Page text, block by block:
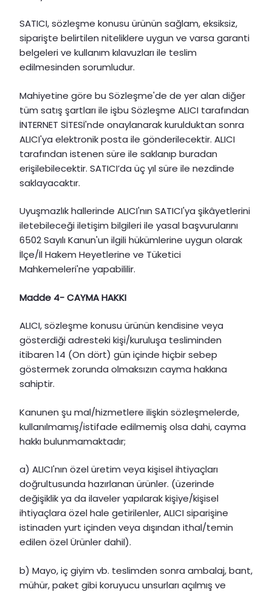
SATICI, sözleşme konusu ürünün sağlam, eksiksiz,
siparişte belirtilen niteliklere uygun ve varsa garanti
belgeleri ve kullanım kılavuzları ile teslim
edilmesinden sorumludur.
Mahiyetine göre bu Sözleşme'de de yer alan diğer
tüm satış şartları ile işbu Sözleşme ALICI tarafından
İNTERNET SİTESİ'nde onaylanarak kurulduktan sonra
ALICI'ya elektronik posta ile gönderilecektir. ALICI
tarafından istenen süre ile saklanıp buradan
erişilebilecektir. SATICI’da üç yıl süre ile nezdinde
saklayacaktır.
Uyuşmazlık hallerinde ALICI'nın SATICI'ya şikâyetlerini
iletebileceği iletişim bilgileri ile yasal başvurularını
6502 Sayılı Kanun'un ilgili hükümlerine uygun olarak
İlçe/İl Hakem Heyetlerine ve Tüketici
Mahkemeleri'ne yapabililir.
Madde 4- CAYMA HAKKI
ALICI, sözleşme konusu ürünün kendisine veya
gösterdiği adresteki kişi/kuruluşa tesliminden
itibaren 14 (On dört) gün içinde hiçbir sebep
göstermek zorunda olmaksızın cayma hakkına
sahiptir.
Kanunen şu mal/hizmetlere ilişkin sözleşmelerde,
kullanılmamış/istifade edilmemiş olsa dahi, cayma
hakkı bulunmamaktadır;
a) ALICI'nın özel üretim veya kişisel ihtiyaçları
doğrultusunda hazırlanan ürünler. (üzerinde
değişiklik ya da ilaveler yapılarak kişiye/kişisel
ihtiyaçlara özel hale getirilenler, ALICI siparişine
istinaden yurt içinden veya dışından ithal/temin
edilen özel Ürünler dahil).
b) Mayo, iç giyim vb. teslimden sonra ambalaj, bant,
mühür, paket gibi koruyucu unsurları açılmış ve